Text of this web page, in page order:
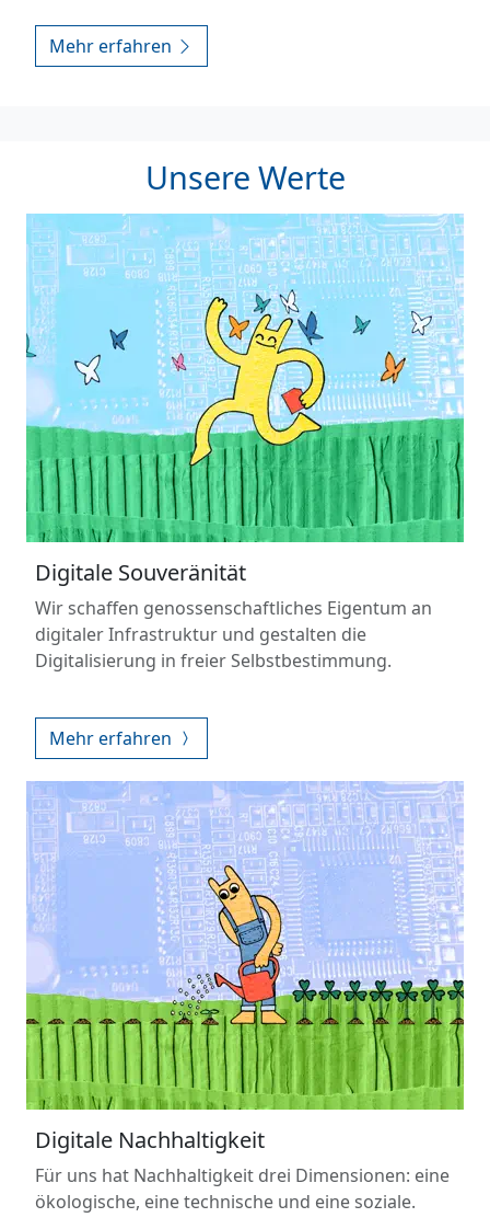
Mehr erfahren
Unsere Werte
Digitale Souveränität
Wir schaffen genossenschaftliches Eigentum an
digitaler Infrastruktur und gestalten die
Digitalisierung in freier Selbstbestimmung.
Mehr erfahren
Digitale Nachhaltigkeit
Für uns hat Nachhaltigkeit drei Dimensionen: eine
ökologische, eine technische und eine soziale.